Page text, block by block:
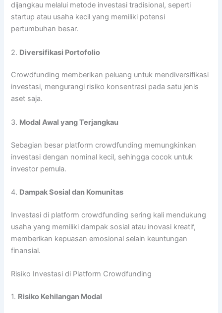
dijangkau melalui metode investasi tradisional, seperti
startup atau usaha kecil yang memiliki potensi
pertumbuhan besar.
2. Diversifikasi Portofolio
Crowdfunding memberikan peluang untuk mendiversifikasi
investasi, mengurangi risiko konsentrasi pada satu jenis
aset saja.
3. Modal Awal yang Terjangkau
Sebagian besar platform crowdfunding memungkinkan
investasi dengan nominal kecil, sehingga cocok untuk
investor pemula.
4. Dampak Sosial dan Komunitas
Investasi di platform crowdfunding sering kali mendukung
usaha yang memiliki dampak sosial atau inovasi kreatif,
memberikan kepuasan emosional selain keuntungan
finansial.
Risiko Investasi di Platform Crowdfunding
1. Risiko Kehilangan Modal